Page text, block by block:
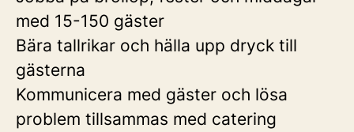
med 15-150 gäster
Bära tallrikar och hälla upp dryck till
gästerna
Kommunicera med gäster och lösa
problem tillsammas med catering